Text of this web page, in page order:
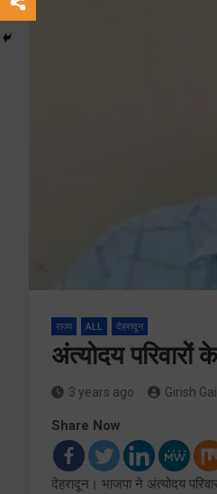
राज्य ALL देहरादून
अंत्योदय
3 years ago Girish
Share Now
देहरादून। भाजपा ने अंत्योदय